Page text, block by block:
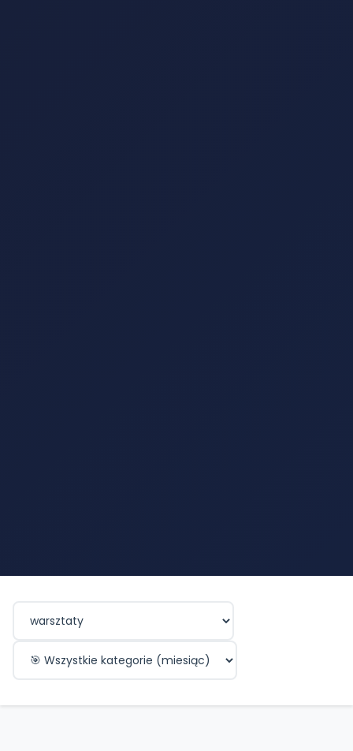
Filtruj wydarzenia tygodniowo według kategorii
Filtruj wydarzenia miesięcznie według kategorii